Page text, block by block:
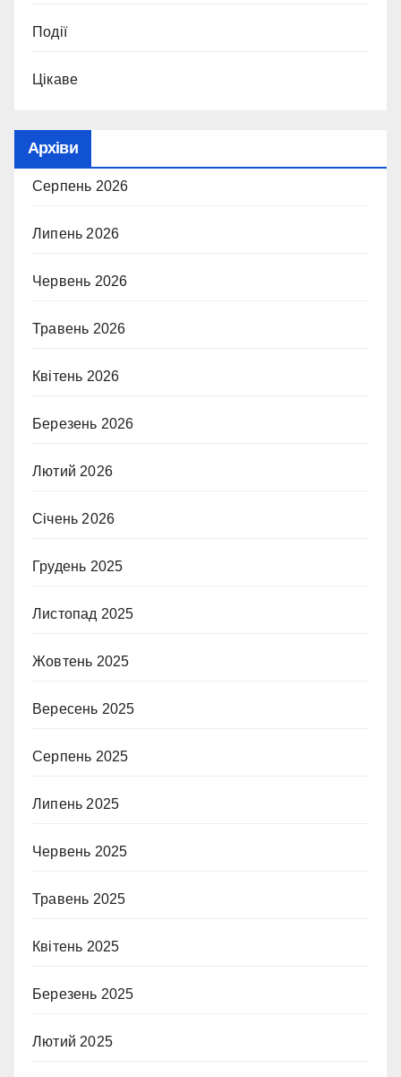
Події
Цікаве
Архіви
Серпень 2026
Липень 2026
Червень 2026
Травень 2026
Квітень 2026
Березень 2026
Лютий 2026
Січень 2026
Грудень 2025
Листопад 2025
Жовтень 2025
Вересень 2025
Серпень 2025
Липень 2025
Червень 2025
Травень 2025
Квітень 2025
Березень 2025
Лютий 2025